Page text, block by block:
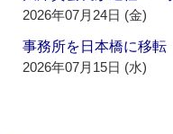
2026年07月24日 (金)
事務所を日本橋に移
2026年07月15日 (水)